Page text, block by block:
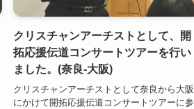
クリスチャンアーチストとして、開
拓応援伝道コンサートツアーを行い
ました。(奈良-大阪)
クリスチャンアーチストとして奈良から大阪
にかけて開拓応援伝道コンサートツアーに参